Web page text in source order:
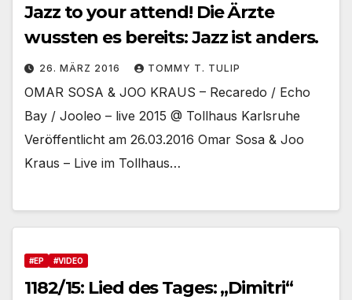
Jazz to your attend! Die Ärzte
wussten es bereits: Jazz ist anders.
26. MÄRZ 2016 TOMMY T. TULIP
OMAR SOSA & JOO KRAUS – Recaredo / Echo
Bay / Jooleo – live 2015 @ Tollhaus Karlsruhe
Veröffentlicht am 26.03.2016 Omar Sosa & Joo
Kraus – Live im Tollhaus…
#EP #VIDEO
1182/15: Lied des Tages: „Dimitri“